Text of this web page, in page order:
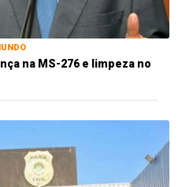
na MS-276 e limpeza no